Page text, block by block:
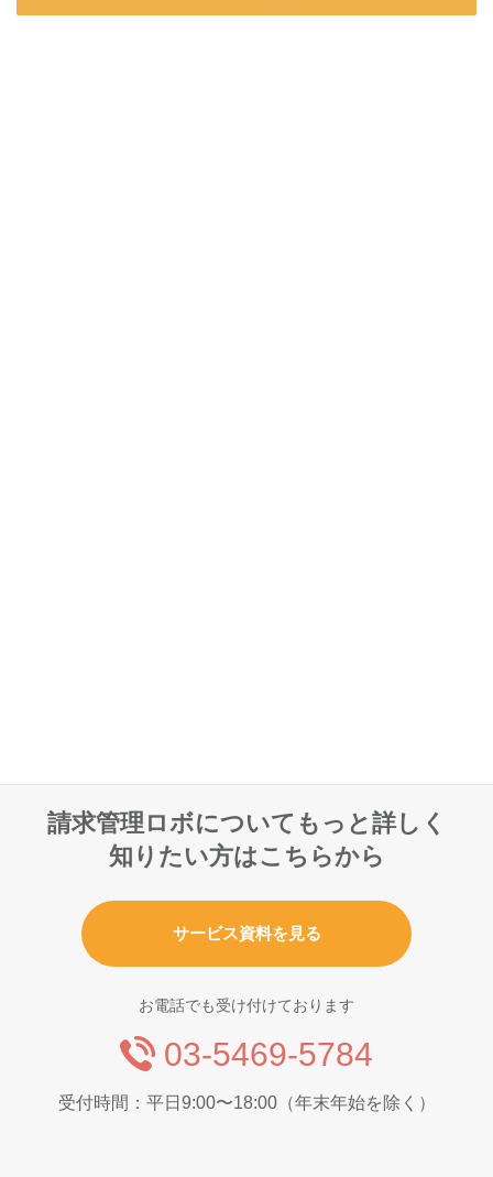
請求管理ロボについてもっと詳しく
知りたい方はこちらから
サービス資料を見る
お電話でも受け付けております
03-5469-5784
受付時間：平日9:00〜18:00（年末年始を除く）